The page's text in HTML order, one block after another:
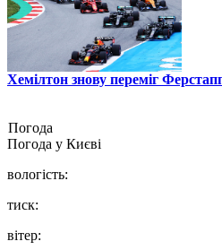
Хемілтон знову переміг
Погода
Погода у Києві
вологість:
тиск:
вітер: